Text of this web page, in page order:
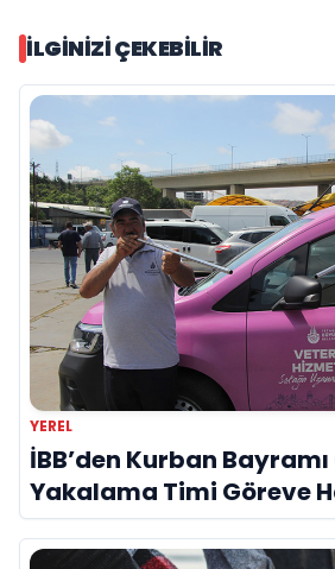
İLGINIZI ÇEKEBILIR
YEREL
İBB’den Kurban
Yakalama Timi Göreve